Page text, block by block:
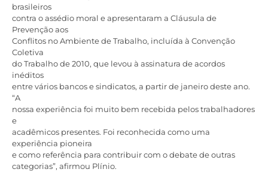
brasileiros
contra o assédio moral e apresentaram a Cláusula de
Prevenção aos
Conflitos no Ambiente de Trabalho, incluída à Convenção
Coletiva
do Trabalho de 2010, que levou à assinatura de acordos
inéditos
entre vários bancos e sindicatos, a partir de janeiro deste ano.
“A
nossa experiência foi muito bem recebida pelos trabalhadores
e
acadêmicos presentes. Foi reconhecida como uma
experiência pioneira
e como referência para contribuir com o debate de outras
categorias”, afirmou Plínio.